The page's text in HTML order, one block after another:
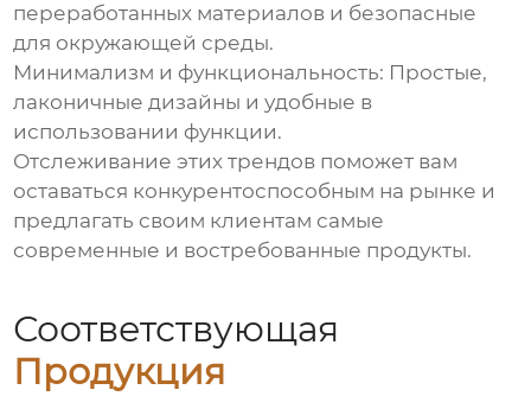
переработанных материалов и безопасные
для окружающей среды.
Минимализм и функциональность: Простые,
лаконичные дизайны и удобные в
использовании функции.
Отслеживание этих трендов поможет вам
оставаться конкурентоспособным на рынке и
предлагать своим клиентам самые
современные и востребованные продукты.
Соответствующая
Продукция